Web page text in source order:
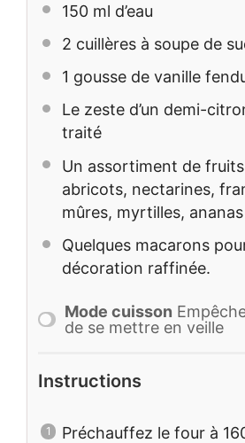
150 ml d’eau
2 cuillères à soupe de
1 gousse de vanille
Le zeste d’un demi-
traité
Un assortiment de
abricots, nectarines,
mûres, myrtilles,
Quelques macarons
décoration raffinée.
Mode cuisson
de se mettre en veille
Instructions
Préchauffez le four à